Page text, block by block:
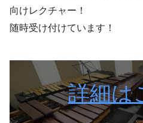
向けレクチャー！
随時受け付けています！
詳細は